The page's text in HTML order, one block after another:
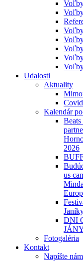
Udalosti
Aktuality
Kalendár
2026
us
DNI
Fotogaléria
Kontakt
Napíšte nám